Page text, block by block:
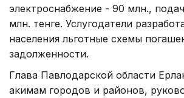
электроснабжение - 90 млн.,
млн. тенге. Услугодатели
населения льготные схемы
задолженности.
Глава Павлодарской области
акимам городов и районов,